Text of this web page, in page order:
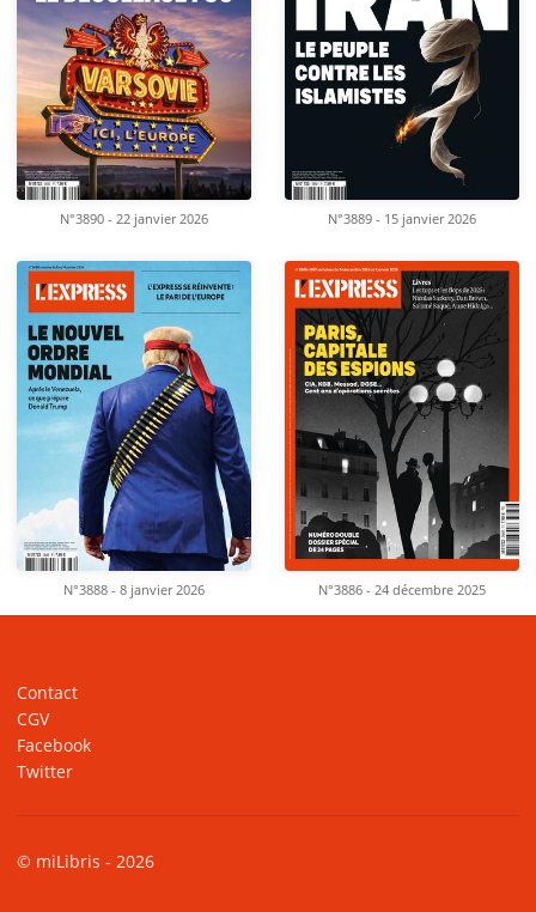
N°3890 - 22 janvier 2026 N°3889 - 15 janvier 2026
N°3888 - 8 janvier 2026 N°3886 - 24 décembre 2025
Contact
CGV
Facebook
Twitter
© miLibris - 2026